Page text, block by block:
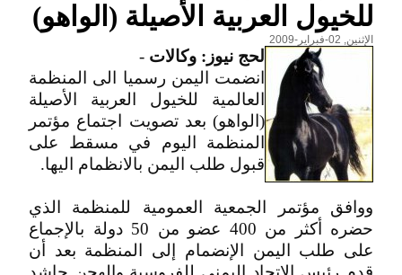
للخيول العربية الأصيلة (الواهو)
الإثنين, 02-فبراير-2009
لحج نيوز: وكالات -
انضمت اليمن رسميا الى المنظمة
العالمية للخيول العربية الأصيلة
(الواهو) بعد تصويت اجتماع مؤتمر
المنظمة اليوم في مسقط على
قبول طلب اليمن بالانظمام اليها.
ووافق مؤتمر الجمعية العمومية للمنظمة الذي
حضره أكثر من 400 عضو من 50 دولة بالإجماع
على طلب اليمن الإنضمام إلى المنظمة بعد أن